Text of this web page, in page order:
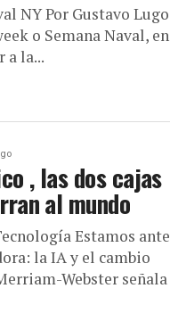
NY Por Gustavo Lugo
o Semana Naval, en
a la...
, las dos cajas
al mundo
Estamos ante
la IA y el cambio
Webster señala